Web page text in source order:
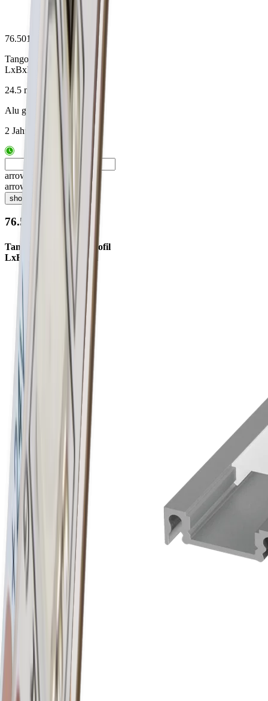
76.50158.50
Tango AB24 Aufbauprofil
LxBxH 5500x7x8.8mm
24.5 mm
Alu glanzeloxiert
2 Jahre
arrow_drop_up
arrow_drop_down
shopping_cart
76.50158.50
Tango AB24 Aufbauprofil
LxBxH 5500x7x8.8mm